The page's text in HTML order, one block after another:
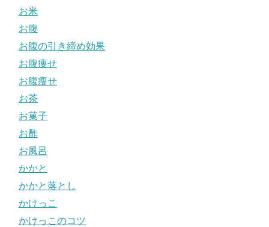
お米
お腹
お腹の引き締め効果
お腹痩せ
お腹瘦せ
お茶
お菓子
お酢
お風呂
かかと
かかと落とし
かけっこ
かけっこのコツ